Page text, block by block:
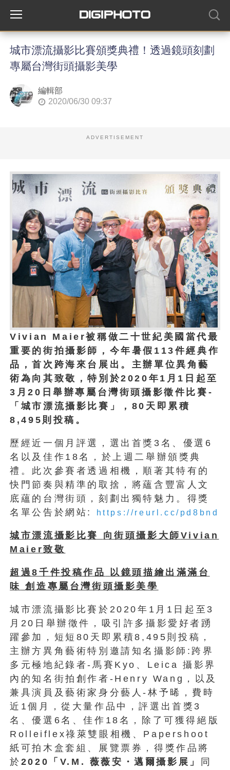
城市漂流攝影比賽頒獎典禮！透過鏡頭刻劃
專屬台灣街頭攝影美學
編輯部
2020/06/30 09:37
ADVERTISEMENT
Vivian Maier被稱做二十世紀美國當代最
重要的街拍攝影師，今年暑假113件經典作
品，首次跨海來台展出。主辦單位異角藝
術為向其致敬，特別於2020年1月1日起至
3月20日舉辦專屬台灣街頭攝影徵件比賽-
「城市漂流攝影比賽」，80天即累積
8,495則投稿。
歷經近一個月評選，選出首獎3名、優選6
名以及佳作18名，於上週二舉辦頒獎典
禮。此次參賽者透過相機，順著其特有的
快門節奏與精準的取捨，將蘊含豐富人文
底蘊的台灣街頭，刻劃出獨特魅力。得獎
名單公告於網站:
https://reurl.cc/pd8bnd
城市漂流攝影比賽 向街頭攝影大師 Vivian
Maier致敬
超過8 千件投稿作品
以鏡頭描繪出滿滿台
味 創造專屬台灣街頭攝影美學
城市漂流攝影比賽於2020年1月1日起至3
月20日舉辦徵件，吸引許多攝影愛好者踴
躍參加，短短80天即累積8,495則投稿，
主辦方異角藝術特別邀請知名攝影師:跨界
多元極地紀錄者-馬賽Kyo、Leica 攝影界
內的知名街拍創作者-Henry Wang，以及
兼具演員及藝術家身分藝人-林予晞，費時
近1個月，從大量作品中，評選出首獎3
名、優選6名、佳作18名，除了可獲得絕版
Rolleiflex祿萊雙眼相機、Papershoot
紙可拍木盒套組、展覽票券，得獎作品將
於 2020 「 V.M. 薇薇安・邁爾攝影展」
同